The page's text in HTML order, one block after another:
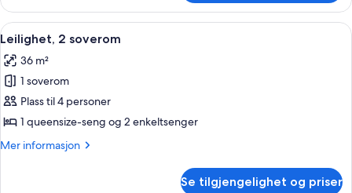
–
executive,
massasjebadekar
Åpne
alle
bildene
av
Leilighet,
2
soverom
Leilighet, 2 soverom |
10
Leilighet, 2 soverom
36 m²
1 soverom
Plass til 4 personer
1 queensize-seng og 2 enkeltsenger
Mer informasjon
Mer
Se tilgjengelighet og priser